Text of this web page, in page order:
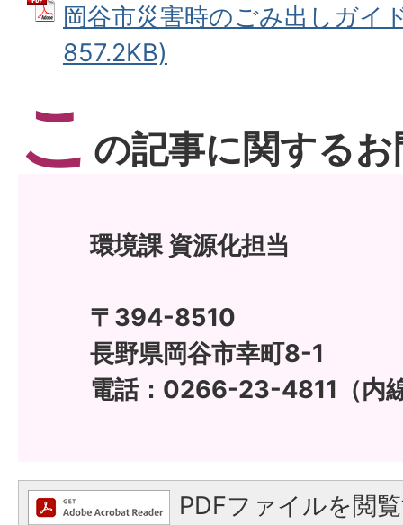
岡谷市災害時のごみ出しガイ
857.2KB)
こ の記事に関する
環境課 資源化担当
〒394-8510
長野県岡谷市幸町8-1
電話：0266-23-4811（内
PDFファイルを閲